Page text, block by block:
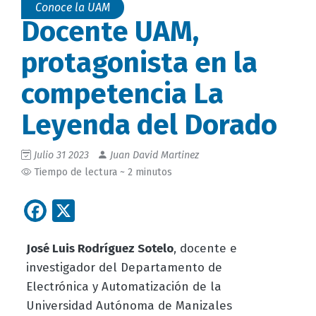
Conoce la UAM
Docente UAM,
protagonista en la
competencia La
Leyenda del Dorado
Julio 31 2023
Juan David Martinez
Tiempo de lectura ~ 2 minutos
Facebook
José Luis Rodríguez Sotelo, docente e
investigador del Departamento de
Electrónica y Automatización de la
Universidad Autónoma de Manizales